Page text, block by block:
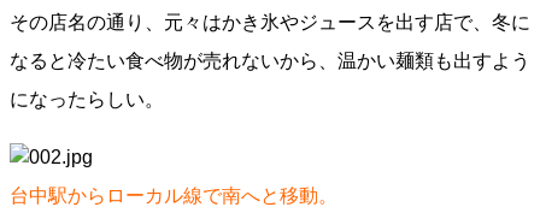
その店名の通り、元々はかき氷やジュースを出す店で、冬に
なると冷たい食べ物が売れないから、温かい麺類も出すよう
になったらしい。
台中駅からローカル線で南へと移動。